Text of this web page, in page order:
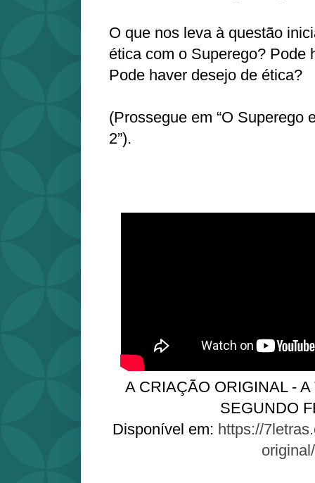
O que nos leva à questão
ética com o Superego? Pode
Pode haver desejo de ética?
(Prossegue em “O Superego
2”).
A CRIAÇÃO ORIGINAL -
SEGUNDO
Disponível em: https://
original/